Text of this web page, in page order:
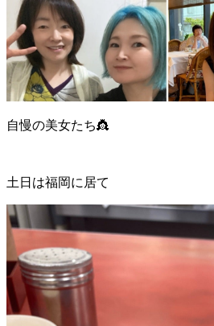
自慢の美女たち👸
土日は福岡に居て